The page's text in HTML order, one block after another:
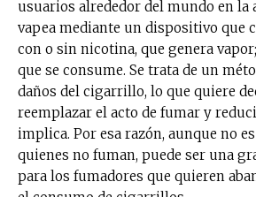
usuarios alrededor del mundo en la
vapea mediante un dispositivo que
con o sin nicotina, que genera
que se consume. Se trata de un
daños del cigarrillo, lo que quiere
reemplazar el acto de fumar y
implica. Por esa razón, aunque no
quienes no fuman, puede ser una
para los fumadores que quieren